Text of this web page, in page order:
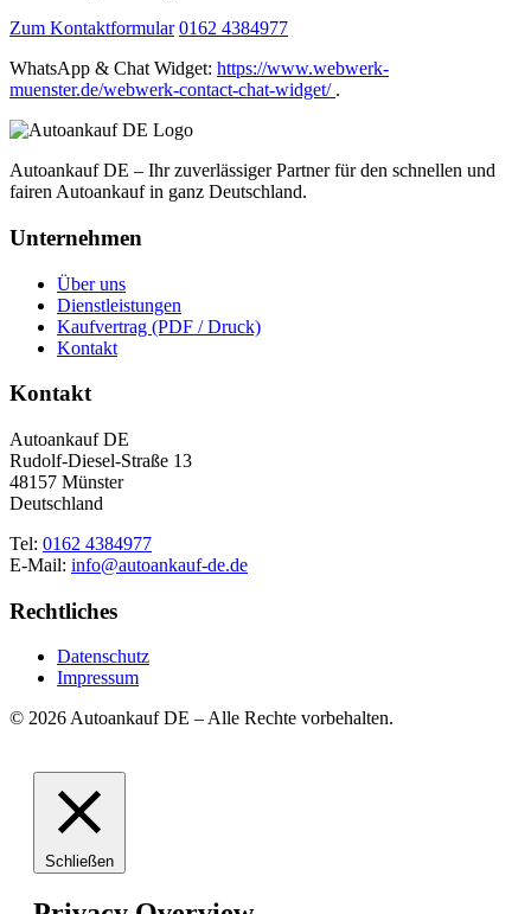
Zum Kontaktformular 0162 4384977
WhatsApp & Chat Widget: https://www.webwerk-
muenster.de/webwerk-contact-chat-widget/ .
Autoankauf DE – Ihr zuverlässiger Partner für den schnellen und
fairen Autoankauf in ganz Deutschland.
Unternehmen
Über uns
Dienstleistungen
Kaufvertrag (PDF / Druck)
Kontakt
Kontakt
Autoankauf DE
Rudolf-Diesel-Straße 13
48157 Münster
Deutschland
Tel: 0162 4384977
E-Mail: info@autoankauf-de.de
Rechtliches
Datenschutz
Impressum
© 2026 Autoankauf DE – Alle Rechte vorbehalten.
Schließen